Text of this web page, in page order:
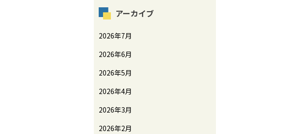
アーカイブ
2026年7月
2026年6月
2026年5月
2026年4月
2026年3月
2026年2月